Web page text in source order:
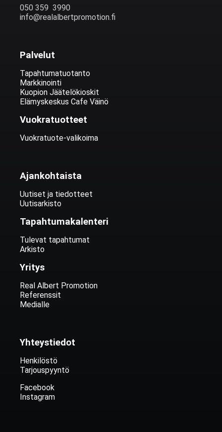
050 359 3990
info@realalbertpromotion.fi
Palvelut
Tapahtumatuotanto
Markkinointi
Kuopion Jäätelökioskit
Elämyskeskus Cafe Väinö
Vuokratuotteet
Vuokratuote-valikoima
Ajankohtaista
Uutiset ja tiedotteet
Uutisarkisto
Tapahtumakalenteri
Tulevat tapahtumat
Arkisto
Yritys
Real Albert Promotion
Referenssit
Medialle
Yhteystiedot
Henkilöstö
Tarjouspyyntö
Facebook
Instagram